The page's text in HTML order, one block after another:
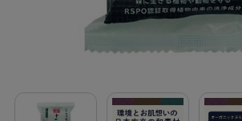
お問い合わせ